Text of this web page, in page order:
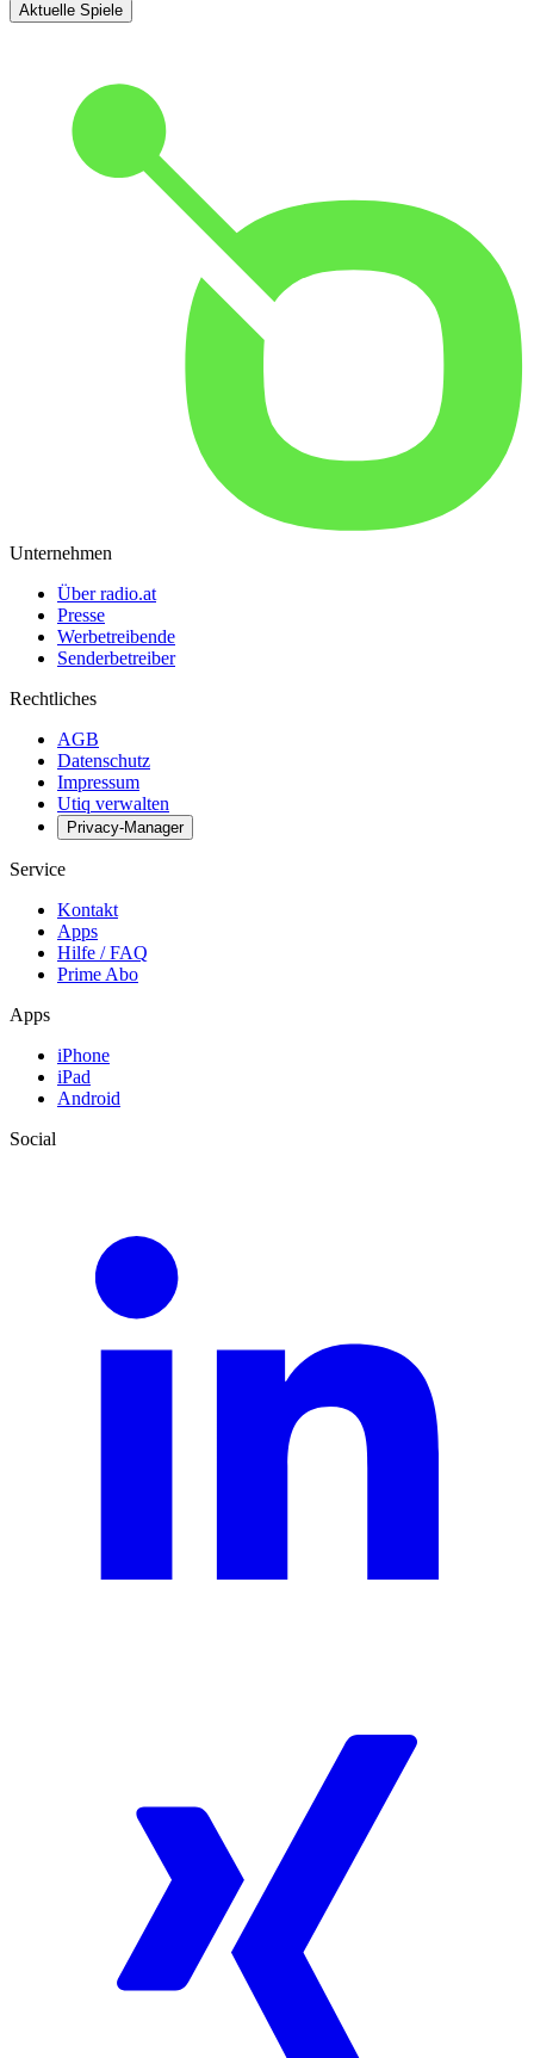
Aktuelle Spiele
Unternehmen
Über radio.at
Presse
Werbetreibende
Senderbetreiber
Rechtliches
AGB
Datenschutz
Impressum
Utiq verwalten
Privacy-Manager
Service
Kontakt
Apps
Hilfe / FAQ
Prime Abo
Apps
iPhone
iPad
Android
Social